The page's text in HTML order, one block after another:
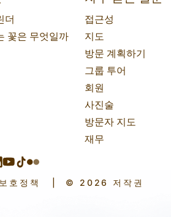
더
꽃은 무엇일까
접근성
지도
방문 계획하기
그룹 투어
회원
사진술
방문자 지도
재무
호정책 © 2026 저작권